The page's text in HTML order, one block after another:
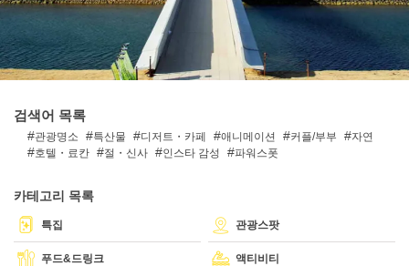
카테고리
한국어
DEEPLOG란
개인 정보보호
검색어 목록
관광명소 특산물 디저트・카페 애니메이션 커플/부부
자연
호텔・료칸
절・신사 인스타 감성 파워스폿
카테고리 목록
특집 관광스팟
푸드&드링크 액티비티